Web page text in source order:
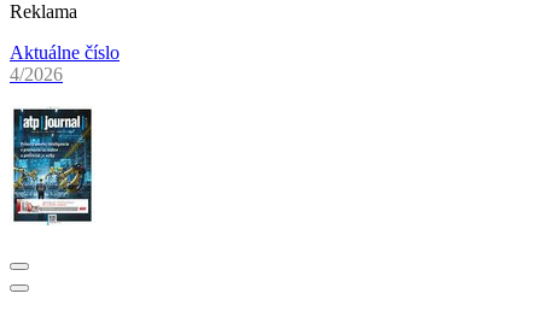
Reklama
Aktuálne číslo
4/2026